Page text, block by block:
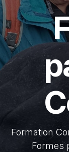
Formation
Formes